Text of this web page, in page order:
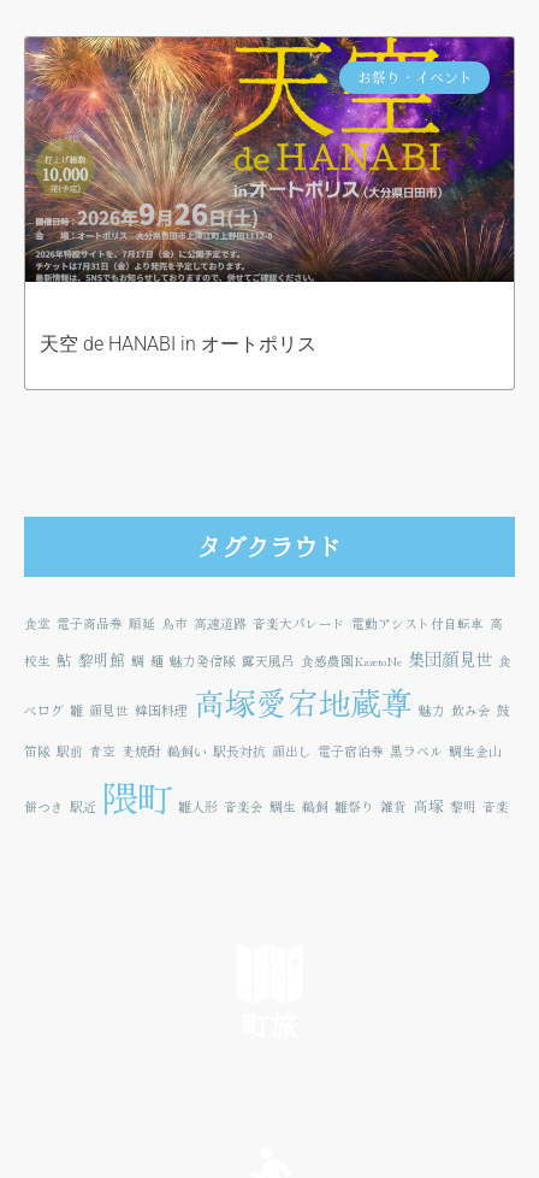
お祭り・イベント
天空 de HANABI in オートポリス
タグクラウド
食堂 電子商品券 順延 鳥市 高速道路 音楽大パレード 電動アシスト付自転車 高
校生 鮎 黎明館 鯛 麺 魅力発信隊 露天風呂 食感農園KazetoNe 集団顔見世 食
べログ 雛 顔見世 韓国料理 高塚愛宕地蔵尊 魅力 飲み会 鼓
笛隊 駅前 青空 麦焼酎 鵜飼い 駅長対抗 顔出し 電子宿泊券 黒ラベル 鯛生金山
餅つき 駅近 隈町 雛人形 音楽会 鯛生 鵜飼 雛祭り 雑貨 高塚 黎明 音楽